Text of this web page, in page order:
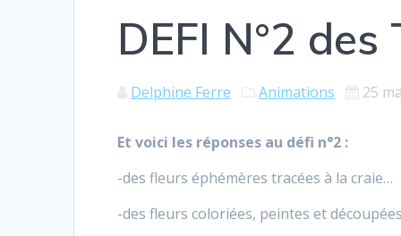
DEFI N°2
Delphine Ferre Animations 25
Et voici les réponses au défi n°2 :
-des fleurs éphémères tracées à la craie…
-des fleurs coloriées, peintes et